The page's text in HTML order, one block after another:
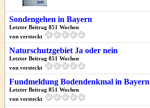
Sondengehen in Bayern
Letzter Beitrag 851 Wochen
von versteckt
Naturschutzgebiet Ja oder nein
Letzter Beitrag 851 Wochen
von versteckt
Fundmeldung Bodendenkmal in Bayern
Letzter Beitrag 851 Wochen
von versteckt